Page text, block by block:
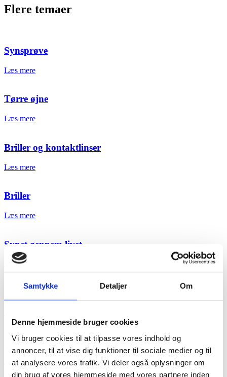
Samtykke Detaljer Om
Denne hjemmeside bruger cookies
Vi bruger cookies til at tilpasse vores indhold og
annoncer, til at vise dig funktioner til sociale medier og til
at analysere vores trafik. Vi deler også oplysninger om
din brug af vores hjemmeside med vores partnere inden
Flere temaer
Synsprøve
Læs mere
Tørre øjne
Læs mere
Briller og kontaktlinser
Læs mere
Briller
Læs mere
Synet gennem livet
Læs mere
Solbrillemode
Opskrifter – Dæk op til et godt syn
Læs mere